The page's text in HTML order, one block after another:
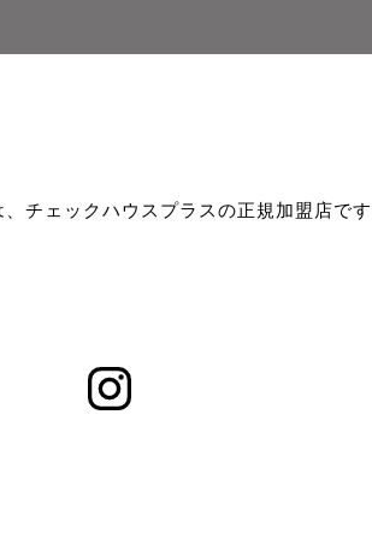
チェックハウスプラスの正規加盟店で